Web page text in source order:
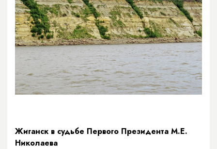
Жиганск в судьбе Первого Президента М.Е.
Николаева